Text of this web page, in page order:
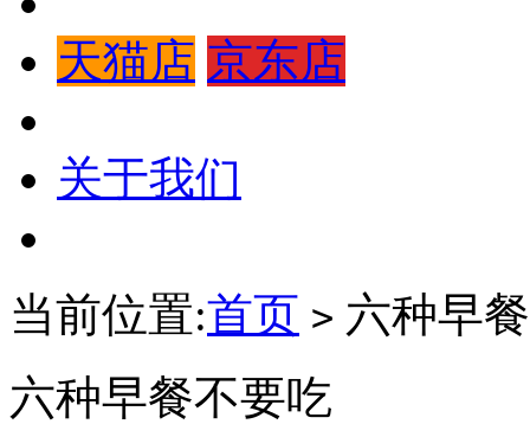
天猫店 京东店
关于我们
当前位置:首页 > 六种早
六种早餐不要吃